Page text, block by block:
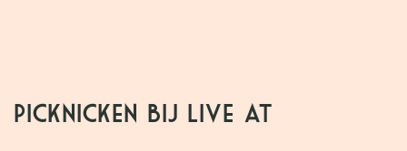
Picknicken bij Live at